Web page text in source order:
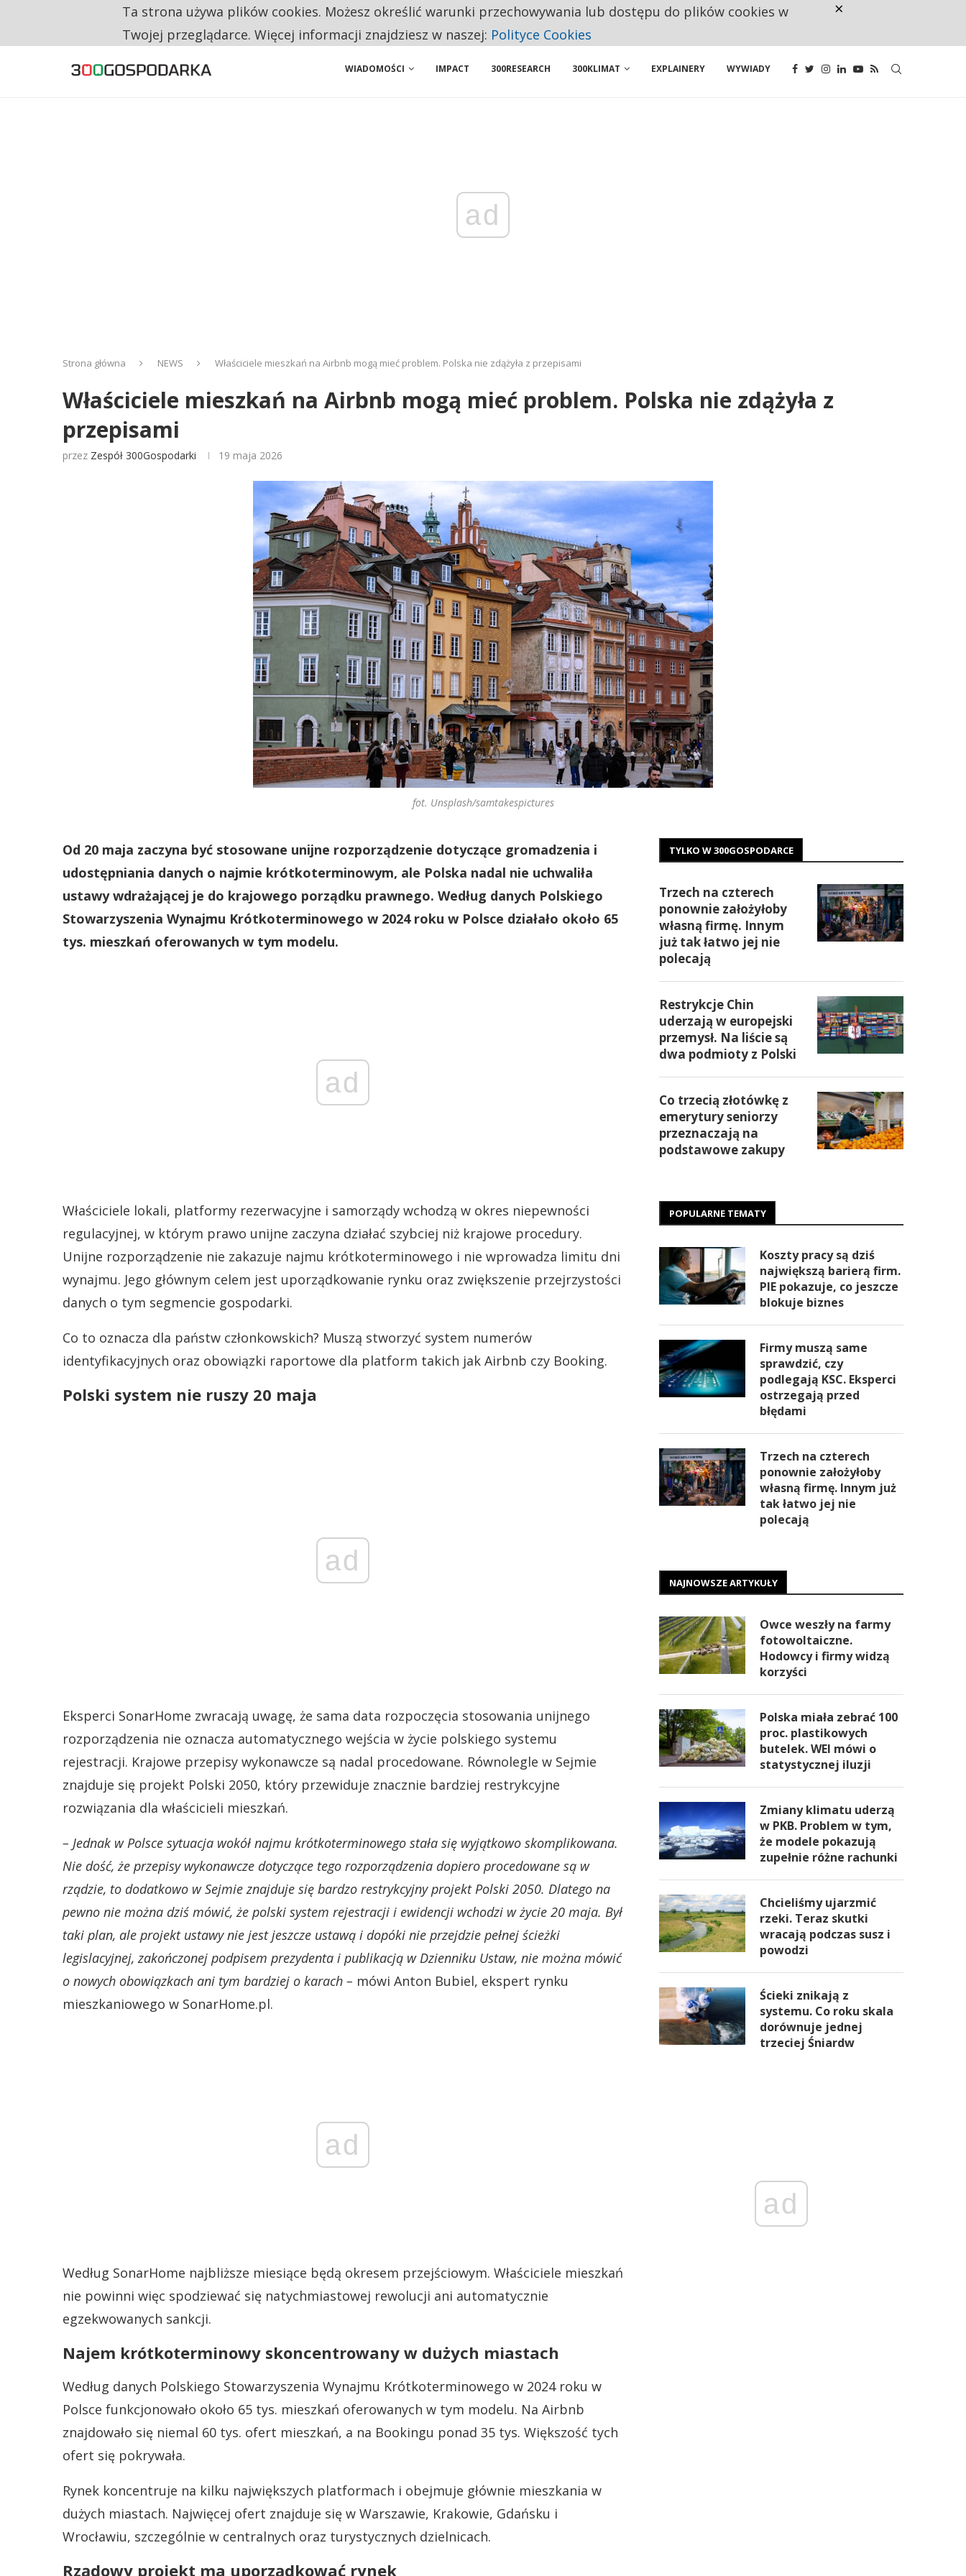
CO TRZECIĄ ZŁOTÓWKĘ Z EMERYTURY SENIORZY PRZEZNACZAJĄ NA PODSTAWOWE ZAKUPY
WIADOMOŚCI IMPACT 300RESEARCH 300KLIMAT EXPLAINERY WYWIADY
ad
Strona główna NEWS Właściciele mieszkań na Airbnb mogą mieć problem. Polska nie zdążyła z przepisami
Właściciele mieszkań na Airbnb mogą mieć problem. Polska nie zdążyła z
przepisami
przez Zespół 300Gospodarki 19 maja 2026
fot. Unsplash/samtakespictures
Od 20 maja zaczyna być stosowane unijne rozporządzenie dotyczące gromadzenia i
udostępniania danych o najmie krótkoterminowym, ale Polska nadal nie uchwaliła
ustawy wdrażającej je do krajowego porządku prawnego. Według danych Polskiego
Stowarzyszenia Wynajmu Krótkoterminowego w 2024 roku w Polsce działało około 65
tys. mieszkań oferowanych w tym modelu.
ad
Właściciele lokali, platformy rezerwacyjne i samorządy wchodzą w okres niepewności
regulacyjnej, w którym prawo unijne zaczyna działać szybciej niż krajowe procedury.
Unijne rozporządzenie nie zakazuje najmu krótkoterminowego i nie wprowadza limitu dni
wynajmu. Jego głównym celem jest uporządkowanie rynku oraz zwiększenie przejrzystości
danych o tym segmencie gospodarki.
Co to oznacza dla państw członkowskich? Muszą stworzyć system numerów
identyfikacyjnych oraz obowiązki raportowe dla platform takich jak Airbnb czy Booking.
Polski system nie ruszy 20 maja
ad
Eksperci SonarHome zwracają uwagę, że sama data rozpoczęcia stosowania unijnego
rozporządzenia nie oznacza automatycznego wejścia w życie polskiego systemu
rejestracji. Krajowe przepisy wykonawcze są nadal procedowane. Równolegle w Sejmie
znajduje się projekt Polski 2050, który przewiduje znacznie bardziej restrykcyjne
rozwiązania dla właścicieli mieszkań.
– Jednak w Polsce sytuacja wokół najmu krótkoterminowego stała się wyjątkowo skomplikowana.
Nie dość, że przepisy wykonawcze dotyczące tego rozporządzenia dopiero procedowane są w
rządzie, to dodatkowo w Sejmie znajduje się bardzo restrykcyjny projekt Polski 2050. Dlatego na
pewno nie można dziś mówić, że polski system rejestracji i ewidencji wchodzi w życie 20 maja. Był
taki plan, ale projekt ustawy nie jest jeszcze ustawą i dopóki nie przejdzie pełnej ścieżki
legislacyjnej, zakończonej podpisem prezydenta i publikacją w Dzienniku Ustaw, nie można mówić
o nowych obowiązkach ani tym bardziej o karach – mówi Anton Bubiel, ekspert rynku
mieszkaniowego w SonarHome.pl.
ad
Według SonarHome najbliższe miesiące będą okresem przejściowym. Właściciele mieszkań
nie powinni więc spodziewać się natychmiastowej rewolucji ani automatycznie
egzekwowanych sankcji.
Najem krótkoterminowy skoncentrowany w dużych miastach
Według danych Polskiego Stowarzyszenia Wynajmu Krótkoterminowego w 2024 roku w
Polsce funkcjonowało około 65 tys. mieszkań oferowanych w tym modelu. Na Airbnb
znajdowało się niemal 60 tys. ofert mieszkań, a na Bookingu ponad 35 tys. Większość tych
ofert się pokrywała.
Rynek koncentruje na kilku największych platformach i obejmuje głównie mieszkania w
dużych miastach. Najwięcej ofert znajduje się w Warszawie, Krakowie, Gdańsku i
Wrocławiu, szczególnie w centralnych oraz turystycznych dzielnicach.
Rządowy projekt ma uporządkować rynek
TYLKO W 300GOSPODARCE
Trzech na czterech
ponownie założyłoby
własną firmę. Innym
już tak łatwo jej nie
polecają
Restrykcje Chin
uderzają w europejski
przemysł. Na liście są
dwa podmioty z Polski
Co trzecią złotówkę z
emerytury seniorzy
przeznaczają na
podstawowe zakupy
POPULARNE TEMATY
Koszty pracy są dziś
największą barierą firm.
PIE pokazuje, co jeszcze
blokuje biznes
Firmy muszą same
sprawdzić, czy
podlegają KSC. Eksperci
ostrzegają przed
błędami
Trzech na czterech
ponownie założyłoby
własną firmę. Innym już
tak łatwo jej nie
polecają
NAJNOWSZE ARTYKUŁY
Owce weszły na farmy
fotowoltaiczne.
Hodowcy i firmy widzą
korzyści
Polska miała zebrać 100
proc. plastikowych
butelek. WEI mówi o
statystycznej iluzji
Zmiany klimatu uderzą
w PKB. Problem w tym,
że modele pokazują
zupełnie różne rachunki
Chcieliśmy ujarzmić
rzeki. Teraz skutki
wracają podczas susz i
powodzi
Ścieki znikają z
systemu. Co roku skala
dorównuje jednej
trzeciej Śniardw
ad
Ta strona używa plików cookies. Możesz określić warunki przechowywania lub dostępu do plików cookies w
Twojej przeglądarce. Więcej informacji znajdziesz w naszej: Polityce Cookies
×